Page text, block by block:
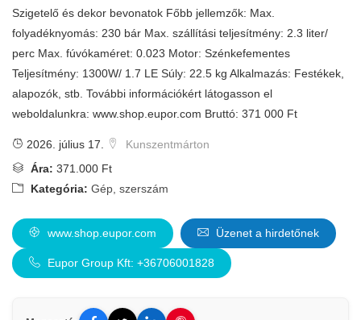
Szigetelő és dekor bevonatok Főbb jellemzők: Max.
folyadéknyomás: 230 bár Max. szállítási teljesítmény: 2.3 liter/
perc Max. fúvókaméret: 0.023 Motor: Szénkefementes
Teljesítmény: 1300W/ 1.7 LE Súly: 22.5 kg Alkalmazás: Festékek,
alapozók, stb. További információkért látogasson el
weboldalunkra: www.shop.eupor.com Bruttó: 371 000 Ft
2026. július 17.
Kunszentmárton
Ára: 371.000 Ft
Kategória: Gép, szerszám
www.shop.eupor.com Üzenet a hirdetőnek
Eupor Group Kft: +36706001828